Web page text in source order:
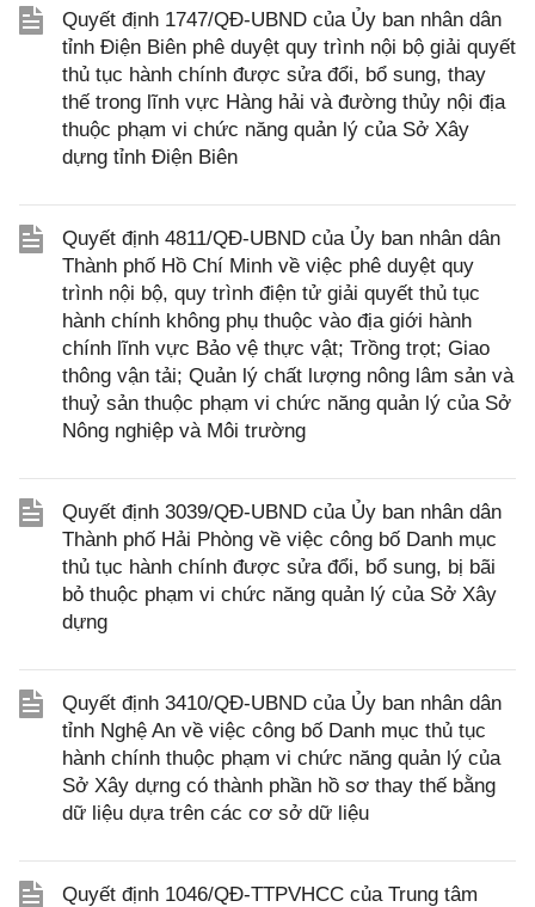
Quyết định 1747/QĐ-UBND của Ủy ban nhân dân
tỉnh Điện Biên phê duyệt quy trình nội bộ giải quyết
thủ tục hành chính được sửa đổi, bổ sung, thay
thế trong lĩnh vực Hàng hải và đường thủy nội địa
thuộc phạm vi chức năng quản lý của Sở Xây
dựng tỉnh Điện Biên
Quyết định 4811/QĐ-UBND của Ủy ban nhân dân
Thành phố Hồ Chí Minh về việc phê duyệt quy
trình nội bộ, quy trình điện tử giải quyết thủ tục
hành chính không phụ thuộc vào địa giới hành
chính lĩnh vực Bảo vệ thực vật; Trồng trọt; Giao
thông vận tải; Quản lý chất lượng nông lâm sản và
thuỷ sản thuộc phạm vi chức năng quản lý của Sở
Nông nghiệp và Môi trường
Quyết định 3039/QĐ-UBND của Ủy ban nhân dân
Thành phố Hải Phòng về việc công bố Danh mục
thủ tục hành chính được sửa đổi, bổ sung, bị bãi
bỏ thuộc phạm vi chức năng quản lý của Sở Xây
dựng
Quyết định 3410/QĐ-UBND của Ủy ban nhân dân
tỉnh Nghệ An về việc công bố Danh mục thủ tục
hành chính thuộc phạm vi chức năng quản lý của
Sở Xây dựng có thành phần hồ sơ thay thế bằng
dữ liệu dựa trên các cơ sở dữ liệu
Quyết định 1046/QĐ-TTPVHCC của Trung tâm